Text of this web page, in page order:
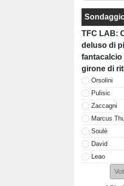
TFC LAB:
deluso di
fantacalcio
girone di
Orsolini
Pulisic
Zaccagni
Marcus
Soulè
David
Leao